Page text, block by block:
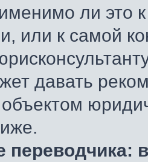
ли это
или к самой
давать
объектом
переводчика: